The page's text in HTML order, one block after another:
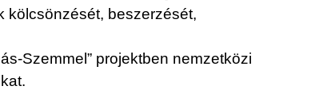
kölcsönzését, beszerzését,
Szemmel” projektben nemzetközi